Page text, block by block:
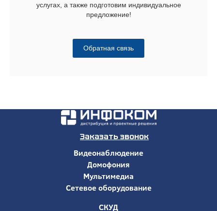
услугах, а также подготовим индивидуальное
предложение!
Обратная связь
Заказать звонок
Видеонаблюдение
Домофония
Мультимедиа
Сетевое оборудование
СКУД